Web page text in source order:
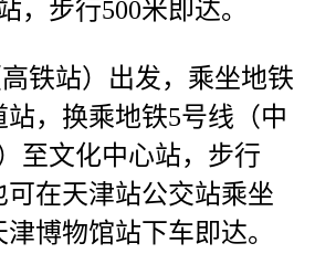
，步行500米即达。
铁站）出发，乘坐地铁
站，换乘地铁5号线（中
至文化中心站，步行
可在天津站公交站乘坐
博物馆站下车即达。